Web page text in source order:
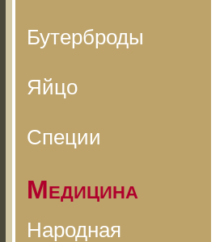
Бутерброды
Яйцо
Специи
Медицина
Народная